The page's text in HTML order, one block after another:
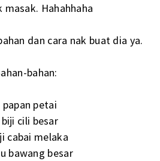
masak. Hahahhaha
dan cara nak buat dia ya.
bahan:
papan petai
biji cili besar
cabai melaka
bawang besar